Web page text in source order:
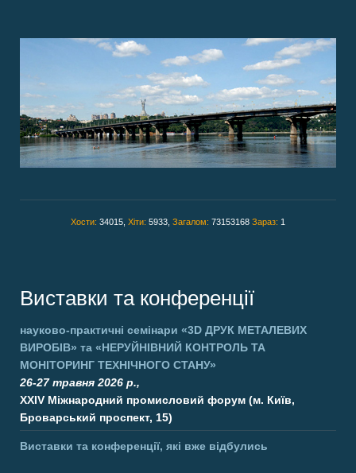
Хости: 34015, Хіти: 5933, Загалом: 73153168 Зараз: 1
Виставки та конференції
науково-практичні семінари «3D ДРУК МЕТАЛЕВИХ
ВИРОБІВ» та «НЕРУЙНІВНИЙ КОНТРОЛЬ ТА
МОНІТОРИНГ ТЕХНІЧНОГО СТАНУ»
26-27 травня 2026 р.,
XXIV Міжнародний промисловий форум (м. Київ,
Броварський проспект, 15)
Виставки та конференції, які вже відбулись